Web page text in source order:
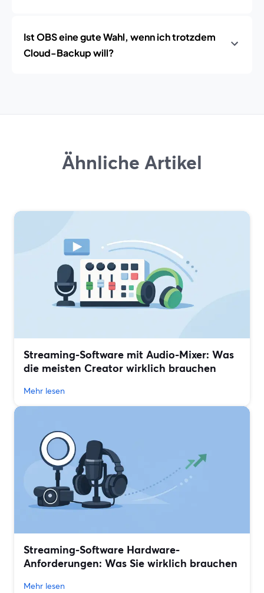
Ist OBS eine gute Wahl, wenn ich trotzdem
Cloud-Backup will?
Ähnliche Artikel
Streaming-Software mit Audio-Mixer: Was
die meisten Creator wirklich brauchen
Mehr lesen
Streaming-Software Hardware-
Anforderungen: Was Sie wirklich brauchen
Mehr lesen